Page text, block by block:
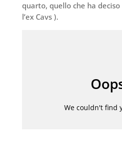
quarto, quello che ha
l’ex Cavs ).